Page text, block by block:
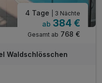
4 Tage | 3 Nächte
ab 384 €
Gesamt ab 768 €
Waldschlösschen